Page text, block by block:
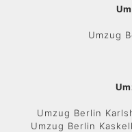
Umzug
Umzug Berlin
Umzug Berlin